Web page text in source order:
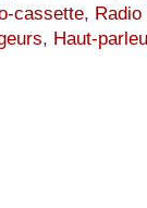
cassette, Radio
, Haut-